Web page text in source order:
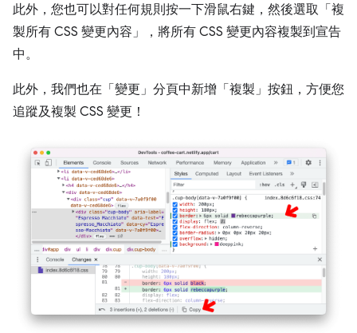
此外，您也可以對任何規則按一下滑鼠右鍵，然後選取「複
製所有 CSS 變更內容」
，將所有 CSS 變更內容複製到宣告
中。
此外，我們也在「變更」 分頁中新增「複製」 按鈕，方便您
追蹤及複製 CSS 變更！